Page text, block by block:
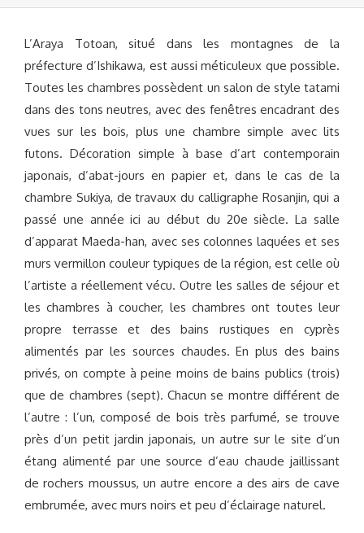
L’Araya Totoan, situé dans les montagnes de la
préfecture d’Ishikawa, est aussi méticuleux que possible.
Toutes les chambres possèdent un salon de style tatami
dans des tons neutres, avec des fenêtres encadrant des
vues sur les bois, plus une chambre simple avec lits
futons. Décoration simple à base d’art contemporain
japonais, d’abat-jours en papier et, dans le cas de la
chambre Sukiya, de travaux du calligraphe Rosanjin, qui a
passé une année ici au début du 20e siècle. La salle
d’apparat Maeda-han, avec ses colonnes laquées et ses
murs vermillon couleur typiques de la région, est celle où
l’artiste a réellement vécu. Outre les salles de séjour et
les chambres à coucher, les chambres ont toutes leur
propre terrasse et des bains rustiques en cyprès
alimentés par les sources chaudes. En plus des bains
privés, on compte à peine moins de bains publics (trois)
que de chambres (sept). Chacun se montre différent de
l’autre : l’un, composé de bois très parfumé, se trouve
près d’un petit jardin japonais, un autre sur le site d’un
étang alimenté par une source d’eau chaude jaillissant
de rochers moussus, un autre encore a des airs de cave
embrumée, avec murs noirs et peu d’éclairage naturel.